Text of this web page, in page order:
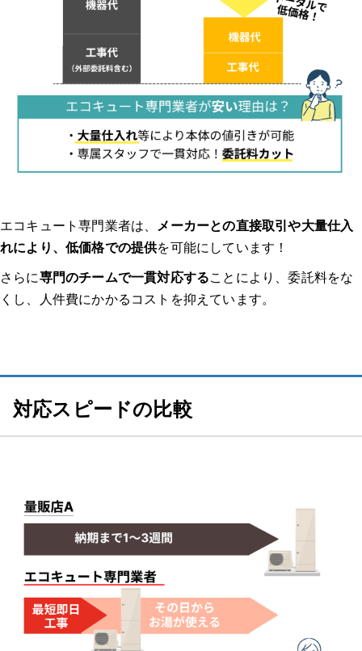
業者はどのように選びましたか？複数見積もりを取ったのか、決
連絡してからの流れを教えてください。（どのような調査があっ
たのか、どのくらいで来たのか等）
実際にどのような作業を行いましたか？価格はどのくらいでした
その他のエコキュート体験談はこちらから！
エコキュート専門業者は、
メーカーとの直接取引や大量仕入
れにより、低価格での提供を可能にしています！
さらに専門のチームで一貫対応することにより、委託料をな
くし、人件費にかかるコストを抑えています。
対応スピードの比較